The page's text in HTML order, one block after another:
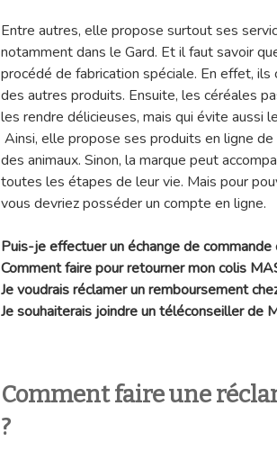
Entre autres, elle propose surtout ses
notamment dans le Gard. Et il faut savoir
procédé de fabrication spéciale. En effet,
des autres produits. Ensuite, les céréales
les rendre délicieuses, mais qui évite aussi
Ainsi, elle propose ses produits en ligne
des animaux. Sinon, la marque peut
toutes les étapes de leur vie. Mais pour
vous devriez posséder un compte en ligne.
Puis-je effectuer un échange de commande
Comment faire pour retourner mon colis
Je voudrais réclamer un remboursement
Je souhaiterais joindre un téléconseiller de
Comment faire une
?